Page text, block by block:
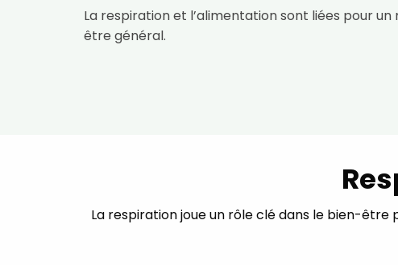
La respiration et l’alimentation sont liées pour
être général.
La respiration joue un rôle clé dans le bien-